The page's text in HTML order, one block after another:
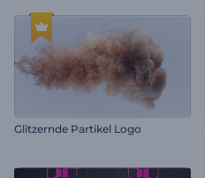
Glitzernde Partikel Logo